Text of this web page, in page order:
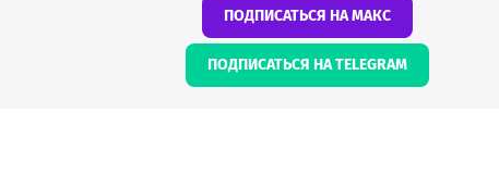
ПОДПИСАТЬСЯ НА МАКС
ПОДПИСАТЬСЯ НА TELEGRAM